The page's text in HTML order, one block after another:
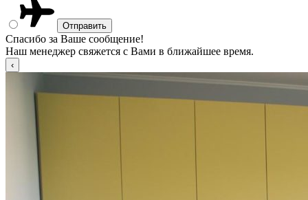
Спасибо за Ваше сообщение!
Наш менеджер свяжется с Вами в ближайшее время.